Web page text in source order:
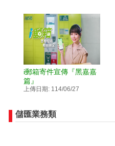
i郵箱寄件宣傳『黑嘉嘉
篇』
上傳日期: 114/06/27
儲匯業務類